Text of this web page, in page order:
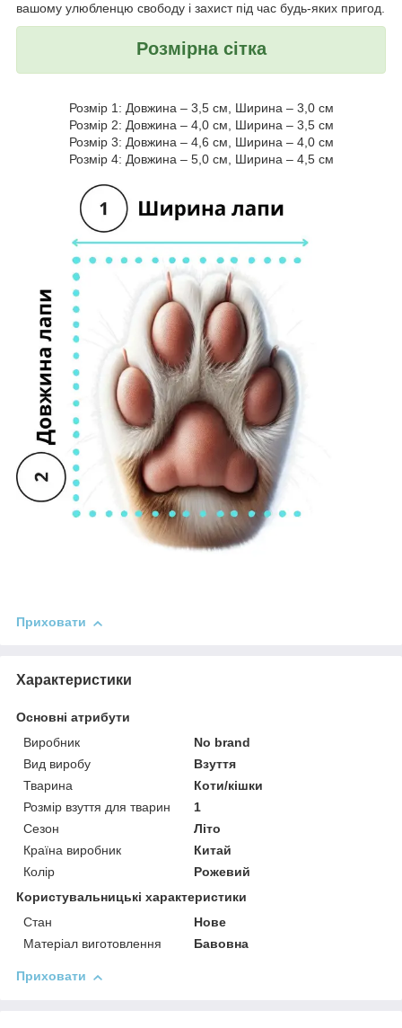
вашому улюбленцю свободу і захист під час будь-яких пригод.
Розмірна сітка
Розмір 1: Довжина – 3,5 см, Ширина – 3,0 см
Розмір 2: Довжина – 4,0 см, Ширина – 3,5 см
Розмір 3: Довжина – 4,6 см, Ширина – 4,0 см
Розмір 4: Довжина – 5,0 см, Ширина – 4,5 см
Приховати
Характеристики
Основні атрибути
Виробник
No brand
Вид виробу
Взуття
Тварина
Коти/кішки
Розмір взуття для тварин
1
Сезон
Літо
Країна виробник
Китай
Колір
Рожевий
Користувальницькі характеристики
Стан
Нове
Матеріал виготовлення
Бавовна
Приховати